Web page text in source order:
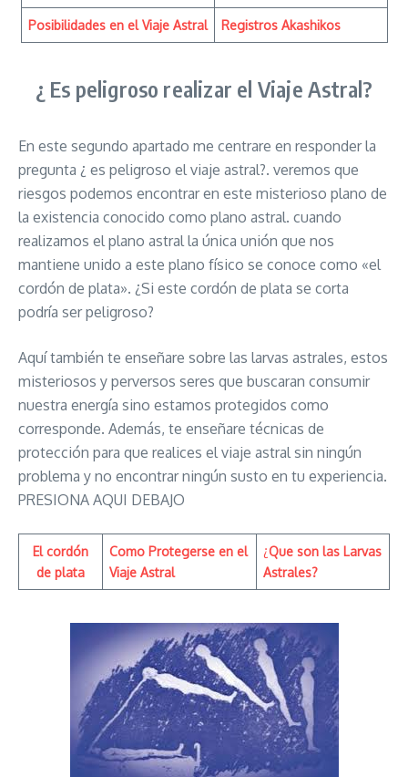
Posibilidades en el Viaje Astral Registros Akashikos
¿ Es peligroso realizar el Viaje Astral?
En este segundo apartado me centrare en responder la
pregunta ¿ es peligroso el viaje astral?. veremos que
riesgos podemos encontrar en este misterioso plano de
la existencia conocido como plano astral. cuando
realizamos el plano astral la única unión que nos
mantiene unido a este plano físico se conoce como «el
cordón de plata». ¿Si este cordón de plata se corta
podría ser peligroso?
Aquí también te enseñare sobre las larvas astrales, estos
misteriosos y perversos seres que buscaran consumir
nuestra energía sino estamos protegidos como
corresponde. Además, te enseñare técnicas de
protección para que realices el viaje astral sin ningún
problema y no encontrar ningún susto en tu experiencia.
PRESIONA AQUI DEBAJO
El cordón
de plata
Como Protegerse en el
Viaje Astral
¿Que son las Larvas
Astrales?